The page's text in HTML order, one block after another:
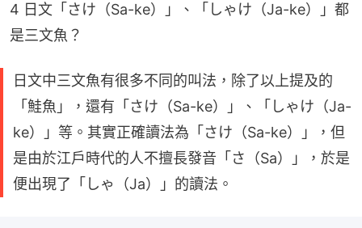
4 日文「さけ（Sa-ke）」、「しゃけ（Ja-ke）」都
是三文魚？
日文中三文魚有很多不同的叫法，除了以上提及的
「鮭魚」，還有「さけ（Sa-ke）」、「しゃけ（Ja-
ke）」等。其實正確讀法為「さけ（Sa-ke）」，但
是由於江戶時代的人不擅長發音「さ（Sa）」，於是
便出現了「しゃ（Ja）」的讀法。